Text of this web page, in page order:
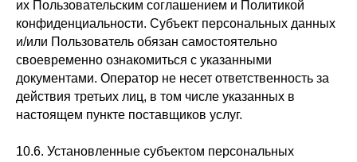
их Пользовательским соглашением и Политикой
конфиденциальности. Субъект персональных данных
и/или Пользователь обязан самостоятельно
своевременно ознакомиться с указанными
документами. Оператор не несет ответственность за
действия третьих лиц, в том числе указанных в
настоящем пункте поставщиков услуг.
10.6. Установленные субъектом персональных